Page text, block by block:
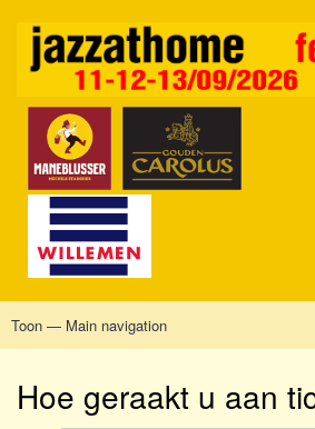
de
Main
Toon — Main navigation
Hoe geraakt u aan